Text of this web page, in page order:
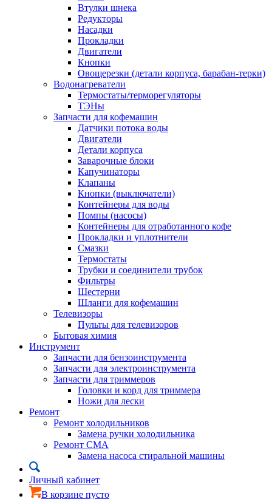
Втулки шнека
Редукторы
Насадки
Прокладки
Двигатели
Кнопки
Овощерезки (детали корпуса, барабан-терки)
Водонагреватели
Термостаты/терморегуляторы
ТЭНы
Запчасти для кофемашин
Датчики потока воды
Двигатели
Детали корпуса
Заварочные блоки
Капучинаторы
Клапаны
Кнопки (выключатели)
Контейнеры для воды
Помпы (насосы)
Контейнеры для отработанного кофе
Прокладки и уплотнители
Смазки
Термостаты
Трубки и соединители трубок
Фильтры
Шестерни
Шланги для кофемашин
Телевизоры
Пульты для телевизоров
Бытовая химия
Инструмент
Запчасти для бензоинструмента
Запчасти для электроинструмента
Запчасти для триммеров
Головки и корд для триммера
Ножи для лески
Ремонт
Ремонт холодильников
Замена ручки холодильника
Ремонт СМА
Замена насоса стиральной машины
Личный кабинет
В корзине пусто